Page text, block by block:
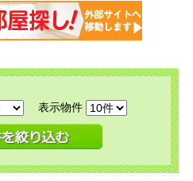
表示物件